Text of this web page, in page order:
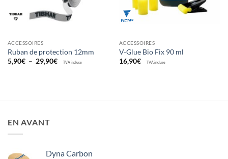
ACCESSOIRES
Ruban de protection 12mm
5,90€ – 29,90€Plage
TVA incluse
ACCESSOIRES
V-Glue Bio Fix 90 ml
16,90€ TVA incluse
EN AVANT
Dyna Carbon